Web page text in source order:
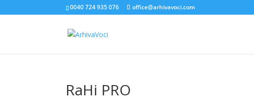
0040 724 935 076 office@arhivavoci.com
RaHi PRO